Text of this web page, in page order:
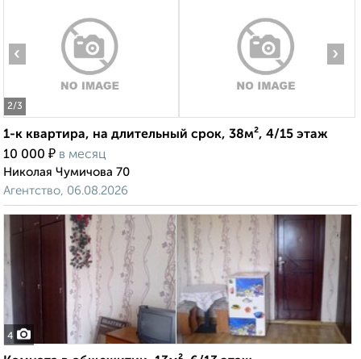
2/3
‹ ›
1-к квартира, на длительный срок, 38м², 4/15 этаж
10 000 ₽ в месяц
Николая Чумичова 70
Агентство, 06.08.2026
4